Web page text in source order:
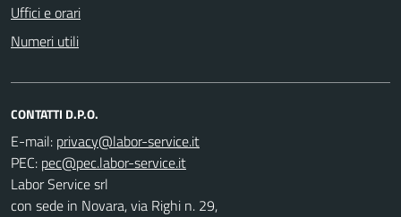
Uffici e orari
Numeri utili
CONTATTI D.P.O.
E-mail:
PEC:
Labor Service srl
con sede in Novara, via Righi n. 29,